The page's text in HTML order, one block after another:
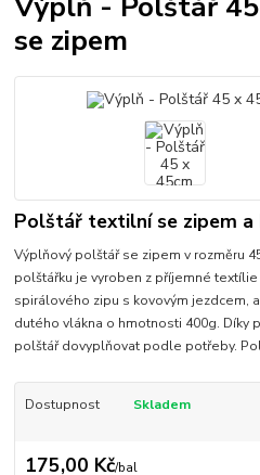
se zipem
Polštář textilní se zipem a
Výplňový polštář se zipem v rozměru
polštářku je vyroben z příjemné
spirálového zipu s kovovým jezdcem,
dutého vlákna o hmotnosti 400g. Díky
polštář dovyplňovat podle potřeby.
Dostupnost Skladem
175,00 Kč/bal